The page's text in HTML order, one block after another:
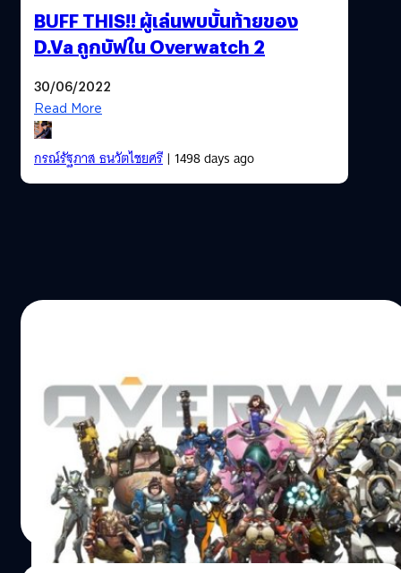
BUFF THIS!! ผู้เล่นพบบั้นท้ายของ
D.Va ถูกบัฟใน Overwatch 2
30/06/2022
Read More
กรณ์รัฐภาส ธนวัตไชยศรี| 1498 days ago
ล้านคน หลังเปิดตัวแค่ 1 สัปดาห์
Overwatch เกมส์ FPS แบบทีมเวิร์คของ Blizzard มีผู้เล่น
มากกว่า 7 ล้านคนในสัปดาห์แรกที่เปิดตัว
ปรีดี ฤกษ์วลีกุล| 3714 days ago
Read More